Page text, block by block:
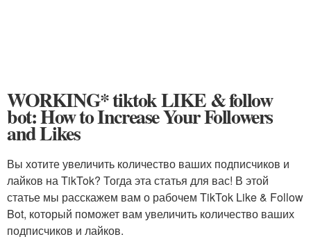
WORKING* tiktok LIKE & follow
bot: How to Increase Your Followers
and Likes
Вы хотите увеличить количество ваших подписчиков и
лайков на TikTok? Тогда эта статья для вас! В этой
статье мы расскажем вам о рабочем TikTok Like & Follow
Bot, который поможет вам увеличить количество ваших
подписчиков и лайков.